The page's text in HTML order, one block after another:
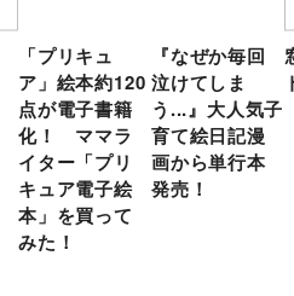
「プリキュ
ア」絵本約120
点が電子書籍
化！ ママラ
イター「プリ
キュア電子絵
本」を買って
みた！
『なぜか毎回
泣けてしま
う...』大人気子
育て絵日記漫
画から単行本
発売！